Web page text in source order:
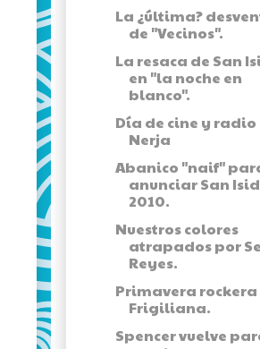
La ¿última?
de "Vecinos".
La resaca de San
en "la noche en
blanco".
Día de cine y radio
Nerja
Abanico "naif"
anunciar San
2010.
Nuestros colores
atrapados por
Reyes.
Primavera rockera
Frigiliana.
Spencer vuelve